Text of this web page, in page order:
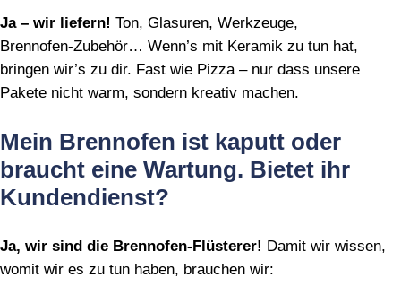
Ja – wir liefern! Ton, Glasuren, Werkzeuge,
Brennofen‑Zubehör… Wenn’s mit Keramik zu tun hat,
bringen wir’s zu dir. Fast wie Pizza – nur dass unsere
Pakete nicht warm, sondern kreativ machen.
Mein Brennofen ist kaputt oder
braucht eine Wartung. Bietet ihr
Kundendienst?
Ja, wir sind die Brennofen‑Flüsterer! Damit wir wissen,
womit wir es zu tun haben, brauchen wir: